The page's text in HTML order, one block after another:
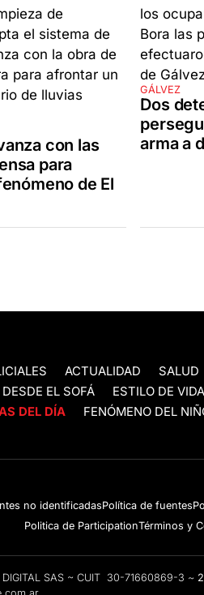
con las
para
de El
GÁLVEZ
Dos
arma a
ACTUALIDAD SALUD
DESDE EL SOFÁ ESTILO DE VIDA
DEL DÍA FENÓMENO DEL
no identificadasPolítica de fuentes
Politica de ParticipationTérminos y
SAS ~ CUIT 30-71660869-3 ~